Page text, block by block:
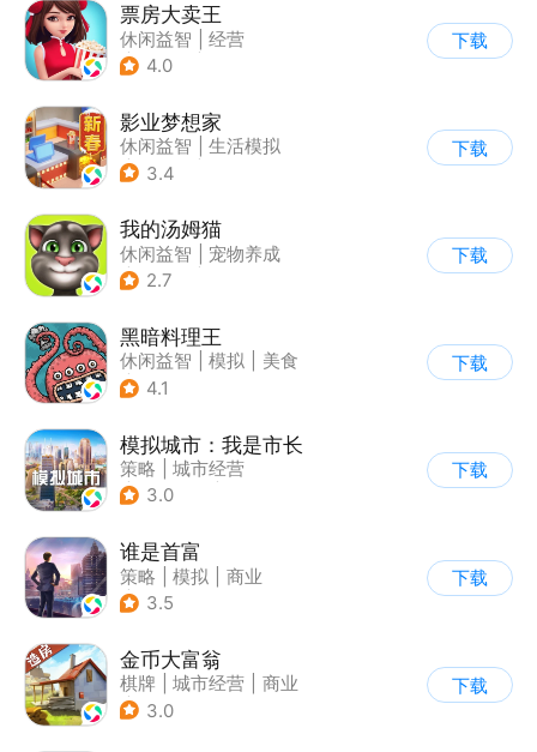
票房大卖王
休闲益智
经营
| 演艺圈
4.0
下载
影业梦想家
休闲益智
生活模拟
| 演艺圈
3.4
下载
我的汤姆猫
休闲益智
宠物养成
| 汤姆猫
2.7
下载
黑暗料理王
休闲益智 模拟
美食
| 卡通
4.1
下载
模拟城市：我是市长
策略
城市经营
| 模拟城市
3.0
下载
谁是首富
策略 模拟
商业
| 写实
3.5
下载
金币大富翁
棋牌 城市经营
商业
| 脑洞
3.0
下载